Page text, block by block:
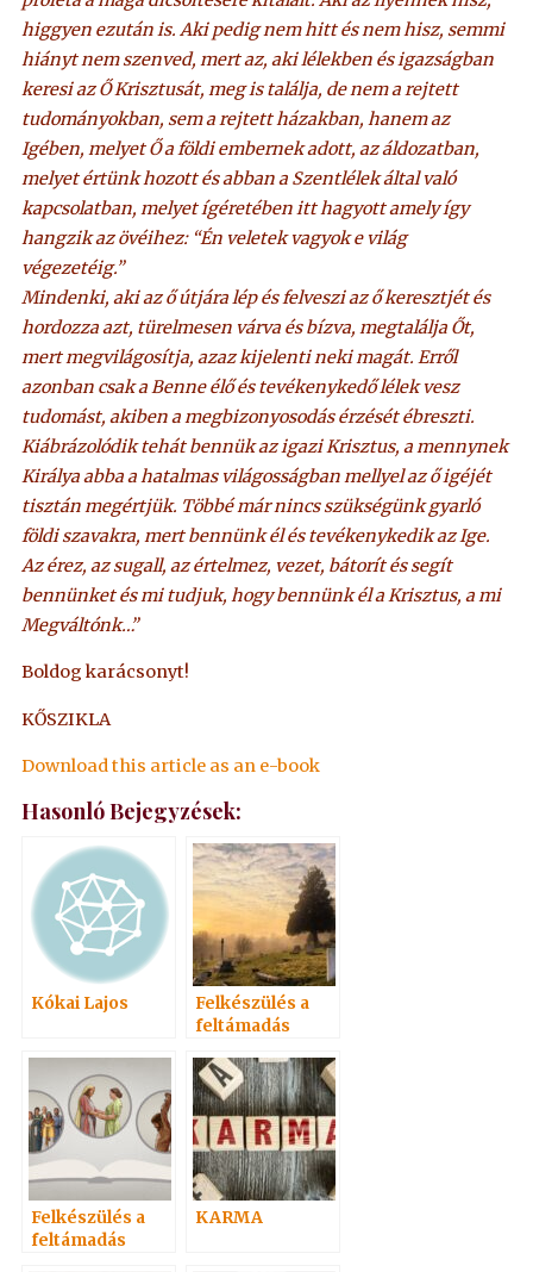
higgyen ezután is. Aki pedig nem hitt és nem hisz, semmi
hiányt nem szenved, mert az, aki lélekben és igazságban
keresi az Ő Krisztusát, meg is találja, de nem a rejtett
tudományokban, sem a rejtett házakban, hanem az
Igében, melyet Ő a földi embernek adott, az áldozatban,
melyet értünk hozott és abban a Szentlélek által való
kapcsolatban, melyet ígéretében itt hagyott amely így
hangzik az övéihez: “Én veletek vagyok e világ
végezetéig.”
Mindenki, aki az ő útjára lép és felveszi az ő keresztjét és
hordozza azt, türelmesen várva és bízva, megtalálja Őt,
mert megvilágosítja, azaz kijelenti neki magát. Erről
azonban csak a Benne élő és tevékenykedő lélek vesz
tudomást, akiben a megbizonyosodás érzését ébreszti.
Kiábrázolódik tehát bennük az igazi Krisztus, a mennynek
Királya abba a hatalmas világosságban mellyel az ő igéjét
tisztán megértjük. Többé már nincs szükségünk gyarló
földi szavakra, mert bennünk él és tevékenykedik az Ige.
Az érez, az sugall, az értelmez, vezet, bátorít és segít
bennünket és mi tudjuk, hogy bennünk él a Krisztus, a mi
Megváltónk…”
Boldog karácsonyt!
KŐSZIKLA
Download this article as an e-book
Hasonló Bejegyzések:
Kókai Lajos
Felkészülés a
feltámadás
Adai közlemény
Felkészülés a
feltámadás
KARMA